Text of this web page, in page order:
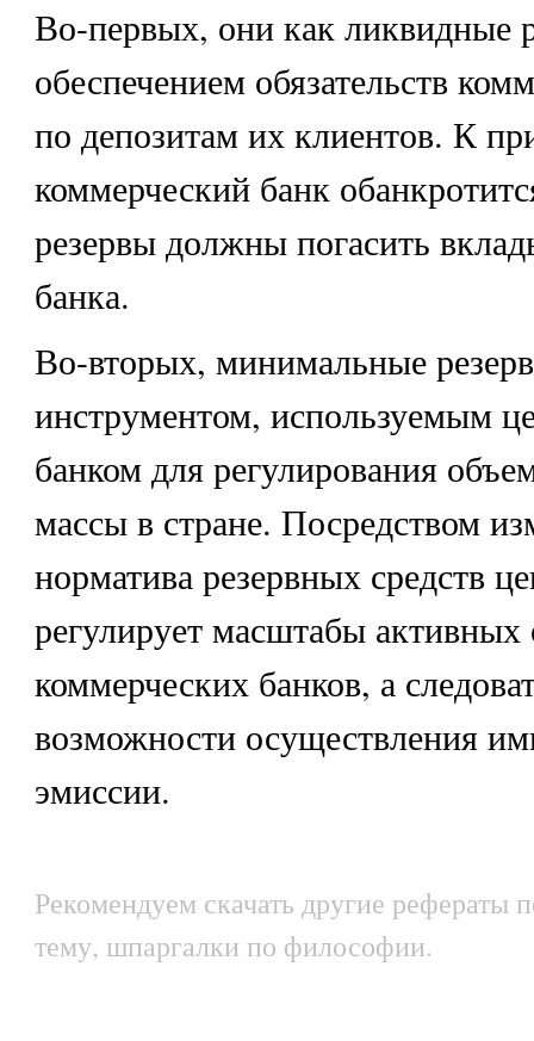
Во-первых, они как ликвидные
обеспечением обязательств
по депозитам их клиентов. К
коммерческий банк
резервы должны погасить
банка.
Во-вторых, минимальные
инструментом, используемым
банком для регулирования
массы в стране. Посредством
норматива резервных средств
регулирует масштабы активных
коммерческих банков, а
возможности осуществления
эмиссии.
Рекомендуем скачать другие рефераты
тему, шпаргалки по философии.